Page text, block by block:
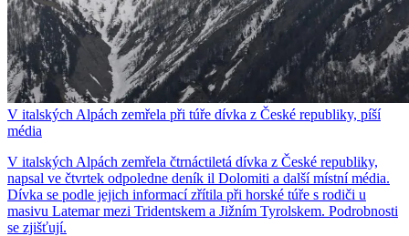
V italských Alpách zemřela při túře dívka z České republiky, píší
média
V italských Alpách zemřela čtrnáctiletá dívka z České republiky,
napsal ve čtvrtek odpoledne deník il Dolomiti a další místní média.
Dívka se podle jejich informací zřítila při horské túře s rodiči u
masivu Latemar mezi Tridentskem a Jižním Tyrolskem. Podrobnosti
se zjišťují.